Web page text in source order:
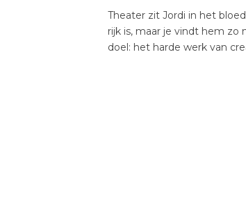
Theater zit Jordi in het
rijk is, maar je vindt hem zo
doel: het harde werk van